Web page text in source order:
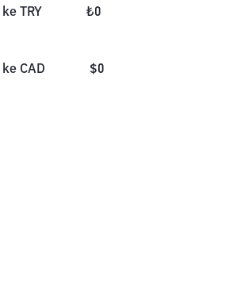
ke TRY ₺0
ke CAD $0